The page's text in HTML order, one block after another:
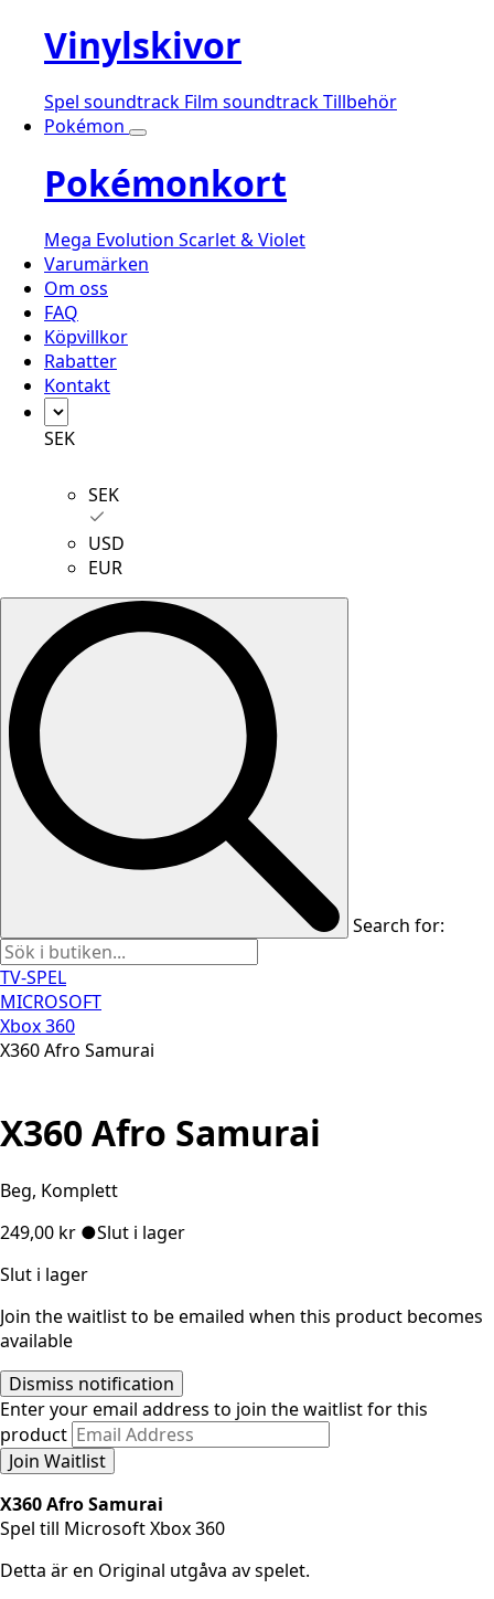
Vinylskivor
Spel soundtrack Film soundtrackTillbehör
Pokémon
Pokémonkort
Mega Evolution Scarlet & Violet
Varumärken
Om oss
FAQ
Köpvillkor
Rabatter
Kontakt
SEK
SEK
USD
EUR
Search for:
TV-SPEL
MICROSOFT
Xbox 360
X360 Afro Samurai
X360 Afro Samurai
Beg, Komplett
249,00 kr ●Slut i lager
Slut i lager
Join the waitlist to be emailed when this product becomes
available
Dismiss notification
Enter your email address to join the waitlist for this
product
Join Waitlist
X360 Afro Samurai
Spel till Microsoft Xbox 360
Detta är en Original utgåva av spelet.